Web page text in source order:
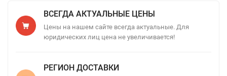
ВСЕГДА АКТУАЛЬНЫЕ ЦЕНЫ
Цены на нашем сайте всегда актуальные. Для
юридических лиц цена не увеличивается!
РЕГИОН ДОСТАВКИ